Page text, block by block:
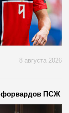
8 августа 2026
форвардов ПСЖ